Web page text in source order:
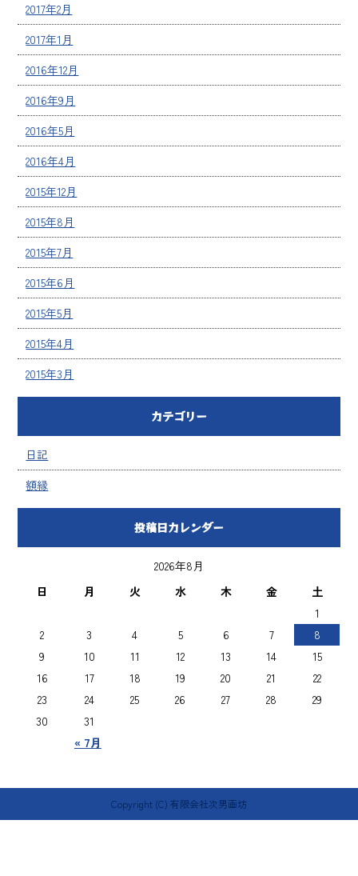
2017年2月
2017年1月
2016年12月
2016年9月
2016年5月
2016年4月
2015年12月
2015年8月
2015年7月
2015年6月
2015年5月
2015年4月
2015年3月
カテゴリー
日記
額縁
投稿日カレンダー
2026年8月
日
月 火 水 木 金 土
« 7月
1
2
3 4 5 6 7
8
9
10 11 12 13 14
15
16
17 18 19 20 21
22
23
24 25 26 27 28
29
30
31
Copyright (C) 有限会社次男画坊